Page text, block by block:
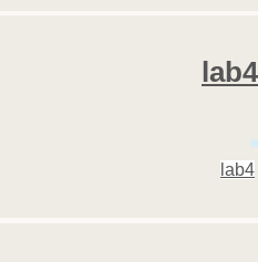
lab4
lab4